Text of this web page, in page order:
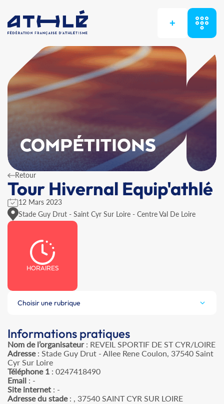
+
COMPÉTITIONS
Retour
Tour Hivernal Equip'athlé
12 Mars 2023
Stade Guy Drut - Saint Cyr Sur Loire - Centre Val De Loire
HORAIRES
Choisir une rubrique
Informations pratiques
Nom de l’organisateur: REVEIL SPORTIF DE ST CYR/LOIRE
Adresse: Stade Guy Drut - Allee Rene Coulon, 37540 Saint
Cyr Sur Loire
Téléphone 1 : 0247418490
Email : -
Site internet : -
Adresse du stade: , 37540 SAINT CYR SUR LOIRE